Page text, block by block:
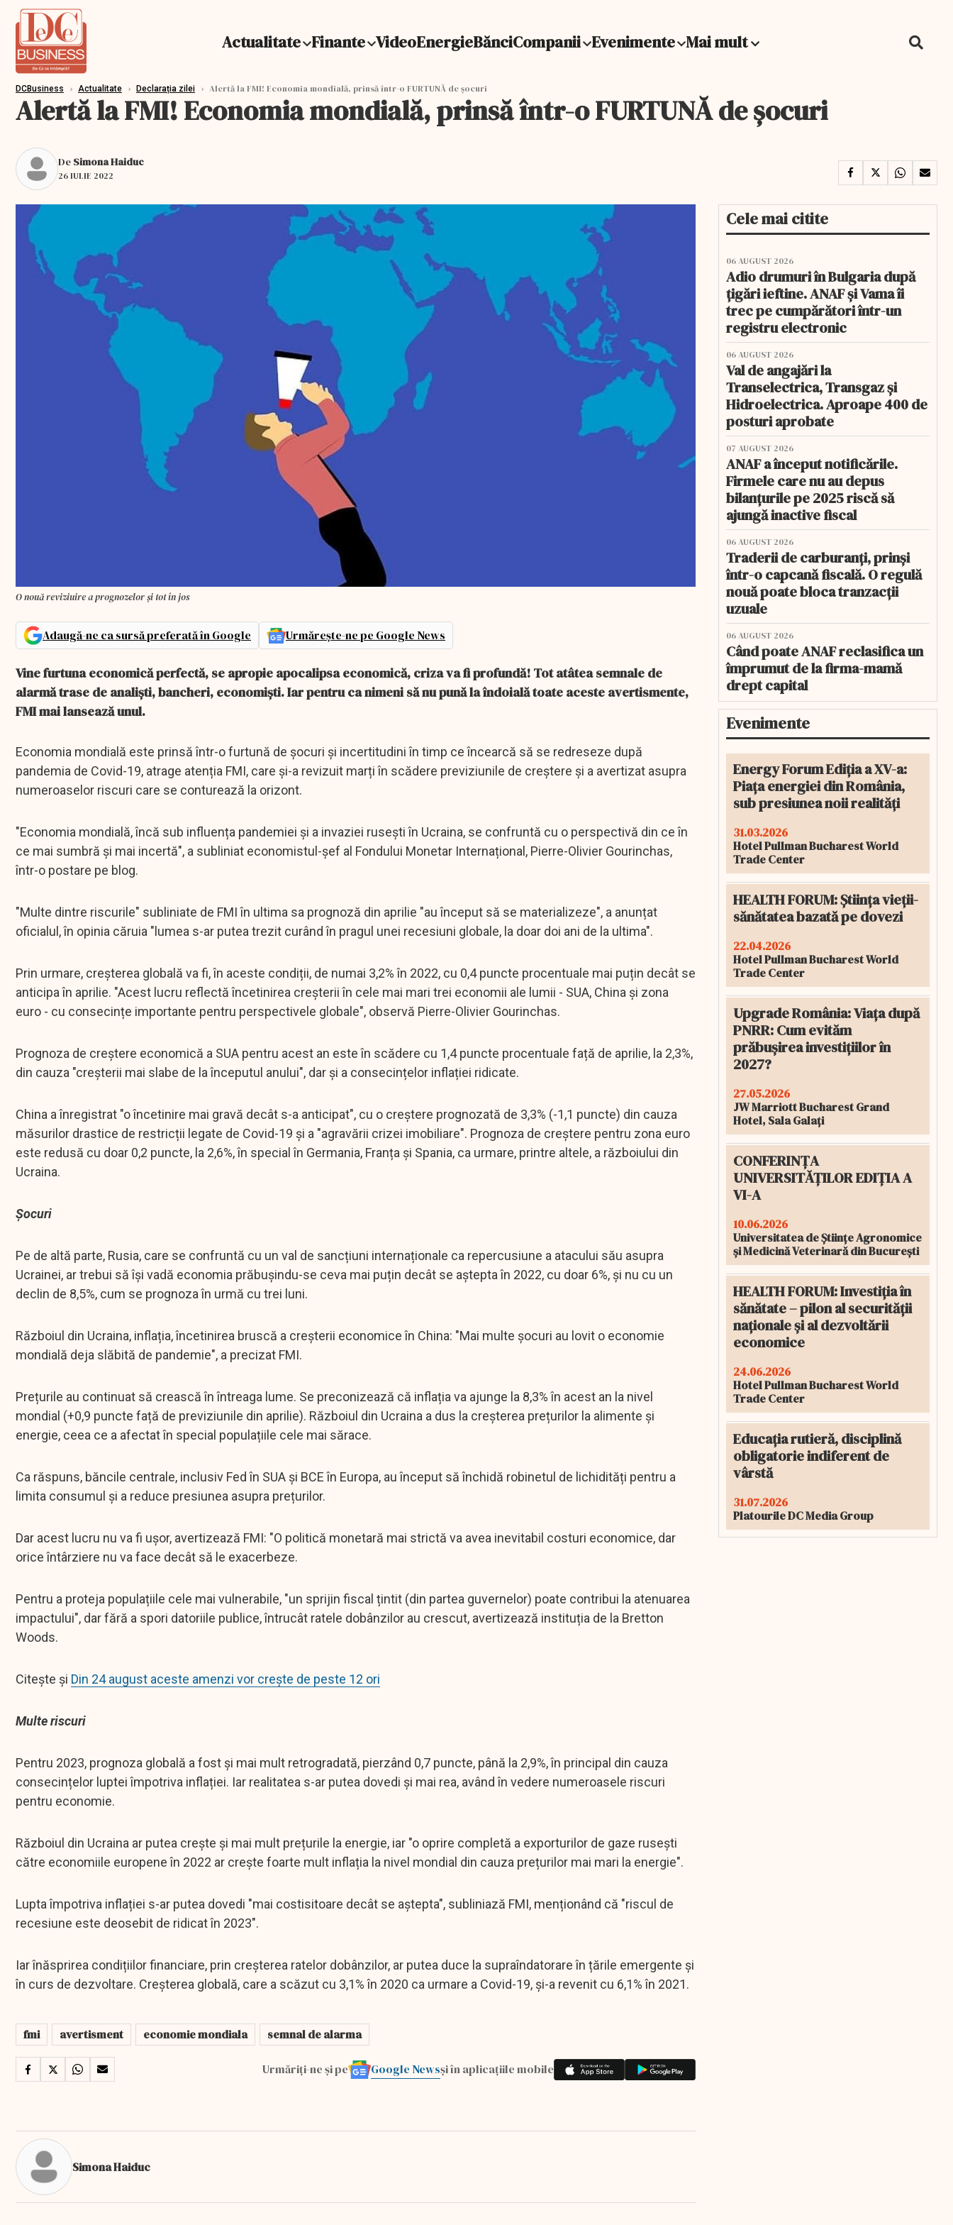
Actualitate Finante VideoEnergieBănciCompanii Evenimente Mai mult
DCBusiness › Actualitate › Declarația zilei › Alertă la FMI! Economia mondială, prinsă într-o FURTUNĂ de șocuri
Alertă la FMI! Economia mondială, prinsă într-o FURTUNĂ de șocuri
De Simona Haiduc
26 IULIE 2022
O nouă reviziuire a prognozelor și tot în jos
Adaugă-ne ca sursă preferată în Google Urmărește-ne pe Google News
Vine furtuna economică perfectă, se apropie apocalipsa economică, criza va fi profundă! Tot atâtea semnale de
alarmă trase de analiști, bancheri, economiști. Iar pentru ca nimeni să nu pună la îndoială toate aceste avertismente,
FMI mai lansează unul.
Economia mondială este prinsă într-o furtună de șocuri și incertitudini în timp ce încearcă să se redreseze după
pandemia de Covid-19, atrage atenția FMI, care și-a revizuit marți în scădere previziunile de creștere și a avertizat asupra
numeroaselor riscuri care se conturează la orizont.
"Economia mondială, încă sub influența pandemiei și a invaziei rusești în Ucraina, se confruntă cu o perspectivă din ce în
ce mai sumbră și mai incertă", a subliniat economistul-șef al Fondului Monetar Internațional, Pierre-Olivier Gourinchas,
într-o postare pe blog.
"Multe dintre riscurile" subliniate de FMI în ultima sa prognoză din aprilie "au început să se materializeze", a anunțat
oficialul, în opinia căruia "lumea s-ar putea trezit curând în pragul unei recesiuni globale, la doar doi ani de la ultima".
Prin urmare, creșterea globală va fi, în aceste condiții, de numai 3,2% în 2022, cu 0,4 puncte procentuale mai puțin decât se
anticipa în aprilie. "Acest lucru reflectă încetinirea creșterii în cele mai mari trei economii ale lumii - SUA, China și zona
euro - cu consecințe importante pentru perspectivele globale", observă Pierre-Olivier Gourinchas.
Prognoza de creștere economică a SUA pentru acest an este în scădere cu 1,4 puncte procentuale față de aprilie, la 2,3%,
din cauza "creșterii mai slabe de la începutul anului", dar și a consecințelor inflației ridicate.
China a înregistrat "o încetinire mai gravă decât s-a anticipat", cu o creștere prognozată de 3,3% (-1,1 puncte) din cauza
măsurilor drastice de restricții legate de Covid-19 și a "agravării crizei imobiliare". Prognoza de creștere pentru zona euro
este redusă cu doar 0,2 puncte, la 2,6%, în special în Germania, Franța și Spania, ca urmare, printre altele, a războiului din
Ucraina.
Șocuri
Pe de altă parte, Rusia, care se confruntă cu un val de sancțiuni internaționale ca repercusiune a atacului său asupra
Ucrainei, ar trebui să își vadă economia prăbușindu-se ceva mai puțin decât se aștepta în 2022, cu doar 6%, și nu cu un
declin de 8,5%, cum se prognoza în urmă cu trei luni.
Războiul din Ucraina, inflația, încetinirea bruscă a creșterii economice în China: "Mai multe șocuri au lovit o economie
mondială deja slăbită de pandemie", a precizat FMI.
Prețurile au continuat să crească în întreaga lume. Se preconizează că inflația va ajunge la 8,3% în acest an la nivel
mondial (+0,9 puncte față de previziunile din aprilie). Războiul din Ucraina a dus la creșterea prețurilor la alimente și
energie, ceea ce a afectat în special populațiile cele mai sărace.
Ca răspuns, băncile centrale, inclusiv Fed în SUA și BCE în Europa, au început să închidă robinetul de lichidități pentru a
limita consumul și a reduce presiunea asupra prețurilor.
Dar acest lucru nu va fi ușor, avertizează FMI: "O politică monetară mai strictă va avea inevitabil costuri economice, dar
orice întârziere nu va face decât să le exacerbeze.
Pentru a proteja populațiile cele mai vulnerabile, "un sprijin fiscal țintit (din partea guvernelor) poate contribui la atenuarea
impactului", dar fără a spori datoriile publice, întrucât ratele dobânzilor au crescut, avertizează instituția de la Bretton
Woods.
Citește și Din 24 august aceste amenzi vor crește de peste 12 ori
Multe riscuri
Pentru 2023, prognoza globală a fost și mai mult retrogradată, pierzând 0,7 puncte, până la 2,9%, în principal din cauza
consecințelor luptei împotriva inflației. Iar realitatea s-ar putea dovedi și mai rea, având în vedere numeroasele riscuri
pentru economie.
Războiul din Ucraina ar putea crește și mai mult prețurile la energie, iar "o oprire completă a exporturilor de gaze rusești
către economiile europene în 2022 ar crește foarte mult inflația la nivel mondial din cauza prețurilor mai mari la energie".
Lupta împotriva inflației s-ar putea dovedi "mai costisitoare decât se aștepta", subliniază FMI, menționând că "riscul de
recesiune este deosebit de ridicat în 2023".
Iar înăsprirea condițiilor financiare, prin creșterea ratelor dobânzilor, ar putea duce la supraîndatorare în țările emergente și
în curs de dezvoltare. Creșterea globală, care a scăzut cu 3,1% în 2020 ca urmare a Covid-19, și-a revenit cu 6,1% în 2021.
fmi avertisment economie mondiala semnal de alarma
Urmăriți-ne și pe Google Newsși în aplicațiile mobile
Simona Haiduc
Cele mai citite
06 AUGUST 2026
Adio drumuri în Bulgaria după
țigări ieftine. ANAF și Vama îi
trec pe cumpărători într-un
registru electronic
06 AUGUST 2026
Val de angajări la
Transelectrica, Transgaz și
Hidroelectrica. Aproape 400 de
posturi aprobate
07 AUGUST 2026
ANAF a început notificările.
Firmele care nu au depus
bilanțurile pe 2025 riscă să
ajungă inactive fiscal
06 AUGUST 2026
Traderii de carburanți, prinși
într-o capcană fiscală. O regulă
nouă poate bloca tranzacții
uzuale
06 AUGUST 2026
Când poate ANAF reclasifica un
împrumut de la firma-mamă
drept capital
Evenimente
Energy Forum Ediția a XV-a:
Piața energiei din România,
sub presiunea noii realități
31.03.2026
Hotel Pullman Bucharest World
Trade Center
HEALTH FORUM: Știința vieții-
sănătatea bazată pe dovezi
22.04.2026
Hotel Pullman Bucharest World
Trade Center
Upgrade România: Viața după
PNRR: Cum evităm
prăbușirea investițiilor în
2027?
27.05.2026
JW Marriott Bucharest Grand
Hotel, Sala Galați
CONFERINȚA
UNIVERSITĂȚILOR EDIȚIA A
VI-A
10.06.2026
Universitatea de Științe Agronomice
și Medicină Veterinară din București
HEALTH FORUM: Investiția în
sănătate – pilon al securității
naționale și al dezvoltării
economice
24.06.2026
Hotel Pullman Bucharest World
Trade Center
Educația rutieră, disciplină
obligatorie indiferent de
vârstă
31.07.2026
Platourile DC Media Group